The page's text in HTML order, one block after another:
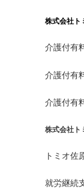
株式会社ト
介護付有
介護付有
介護付有
株式会社ト
トミオ佐
就労継続